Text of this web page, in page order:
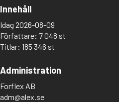
Innehåll
Idag 2026-08-09
Författare: 7 048 st
Titlar: 185 346 st
Administration
Forflex AB
adm@alex.se